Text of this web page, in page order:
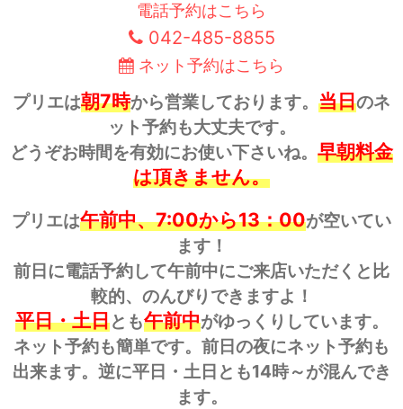
電話予約はこちら
042-485-8855
ネット予約はこちら
プリエは朝7時から営業しております。 当日のネ
ット予約も大丈夫です。
どうぞお時間を有効にお使い下さいね。 早朝料金
は頂きません。
プリエは午前中、7:00から13：00が空いてい
ます！
前日に電話予約して午前中にご来店いただくと比
較的、のんびりできますよ！
平日・土日とも午前中がゆっくりしています。
ネット予約も簡単です。前日の夜にネット予約も
出来ます。逆に平日・土日とも14時～が混んでき
ます。